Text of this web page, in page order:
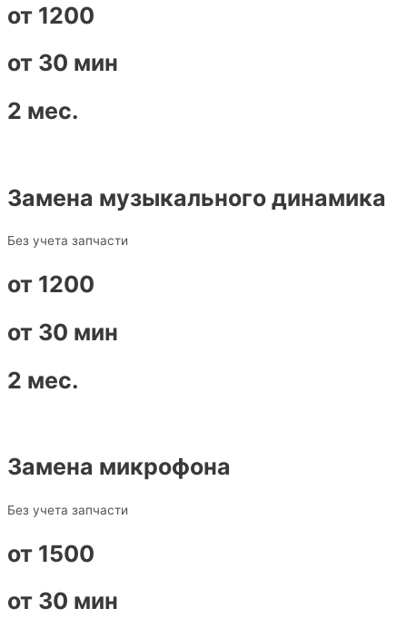
от 1200
от 30 мин
2 мес.
Замена музыкального динамика
Без учета запчасти
от 1200
от 30 мин
2 мес.
Замена микрофона
Без учета запчасти
от 1500
от 30 мин